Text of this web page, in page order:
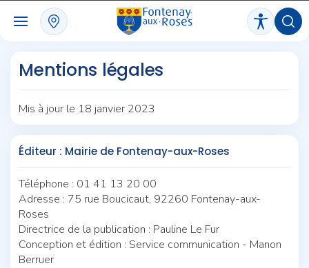
Mentions légales
Mis à jour le 18 janvier 2023
Éditeur : Mairie de Fontenay-aux-Roses
Téléphone : 01 41 13 20 00
Adresse : 75 rue Boucicaut, 92260 Fontenay-aux-
Roses
Directrice de la publication : Pauline Le Fur
Conception et édition : Service communication - Manon
Berruer
Panneau de gestion des cookies